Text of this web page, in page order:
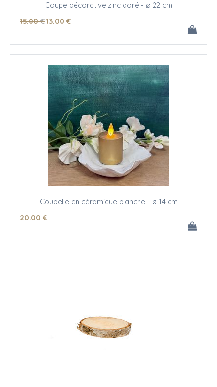
Coupe décorative zinc doré - ø 22 cm
15.00 €13.00 €
Coupelle en céramique blanche - ø 14 cm
20.00 €